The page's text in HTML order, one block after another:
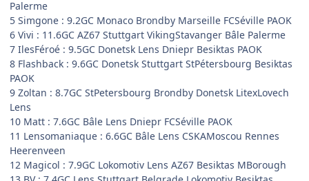
Palerme
5 Simgone : 9.2GC Monaco Brondby Marseille FCSéville PAOK
6 Vivi : 11.6GC AZ67 Stuttgart VikingStavanger Bâle Palerme
7 IlesFéroé : 9.5GC Donetsk Lens Dniepr Besiktas PAOK
8 Flashback : 9.6GC Donetsk Stuttgart StPétersbourg Besiktas
PAOK
9 Zoltan : 8.7GC StPetersbourg Brondby Donetsk LitexLovech
Lens
10 Matt : 7.6GC Bâle Lens Dniepr FCSéville PAOK
11 Lensomaniaque : 6.6GC Bâle Lens CSKAMoscou Rennes
Heerenveen
12 Magicol : 7.9GC Lokomotiv Lens AZ67 Besiktas MBorough